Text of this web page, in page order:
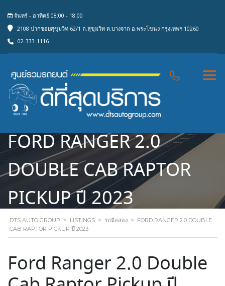
จันทร์ - อาทิตย์ 08:00 - 18:00
2108 ปากซอยสุขุมวิท 62/1 ถ.สุขุมวิท ต.บางจาก อ.พระโขนง กรุงเทพฯ 10260
02-333-1116
FORD RANGER 2.0
DOUBLE CAB RAPTOR
PICKUP ปี 2023
DTS AUTO GROUP > LISTINGS > รถมือสอง > FORD RANGER 2.0 DOUBLE
CAB RAPTOR PICKUP ปี 2023
Ford Ranger 2.0 Double